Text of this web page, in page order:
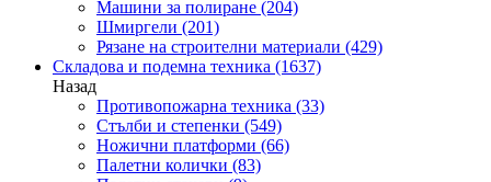
Машини за полиране (204)
Шмиргели (201)
Рязане на строителни материали (429)
Складова и подемна техника (1637)
Назад
Противопожарна техника (33)
Стълби и степенки (549)
Ножични платформи (66)
Палетни колички (83)